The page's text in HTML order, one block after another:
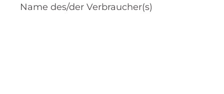
Name des/der Verbraucher(s)